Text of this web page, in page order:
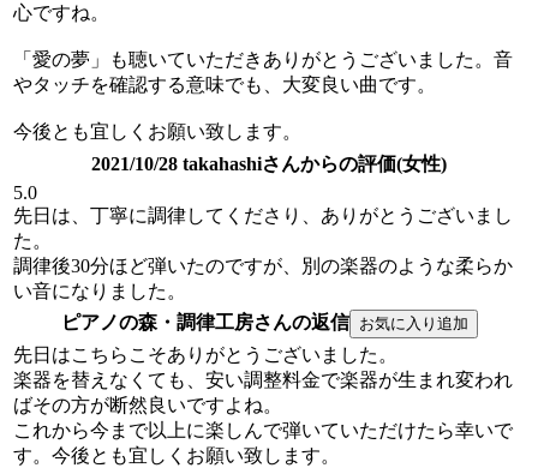
心ですね。
「愛の夢」も聴いていただきありがとうございました。音
やタッチを確認する意味でも、大変良い曲です。
今後とも宜しくお願い致します。
2021/10/28 takahashiさんからの評価(女性)
5.0
先日は、丁寧に調律してくださり、ありがとうございまし
た。
調律後30分ほど弾いたのですが、別の楽器のような柔らか
い音になりました。
ピアノの森・調律工房さんの返信
先日はこちらこそありがとうございました。
楽器を替えなくても、安い調整料金で楽器が生まれ変われ
ばその方が断然良いですよね。
これから今まで以上に楽しんで弾いていただけたら幸いで
す。今後とも宜しくお願い致します。